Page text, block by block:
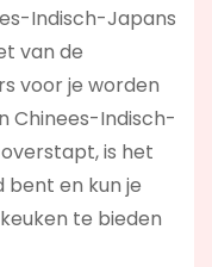
Indisch-Japans
van de
voor je worden
Chinees-Indisch-
is het
bent en kun je
te bieden